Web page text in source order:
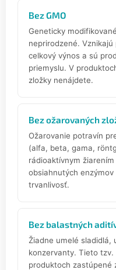
Bez GMO
Geneticky
neprirodzené.
celkový výnos a sú
priemyslu. V
zložky nenájdete.
Bez ožarovaných
Ožarovanie potravín
(alfa, beta, gama,
rádioaktívnym
obsiahnutých
trvanlivosť.
Bez balastných
Žiadne umelé sladidlá,
konzervanty. Tieto
produktoch zastúpené